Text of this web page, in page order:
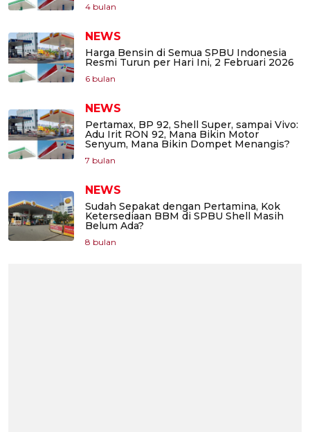
4 bulan
NEWS
Harga Bensin di Semua SPBU Indonesia
Resmi Turun per Hari Ini, 2 Februari 2026
6 bulan
NEWS
Pertamax, BP 92, Shell Super, sampai Vivo:
Adu Irit RON 92, Mana Bikin Motor
Senyum, Mana Bikin Dompet Menangis?
7 bulan
NEWS
Sudah Sepakat dengan Pertamina, Kok
Ketersediaan BBM di SPBU Shell Masih
Belum Ada?
8 bulan